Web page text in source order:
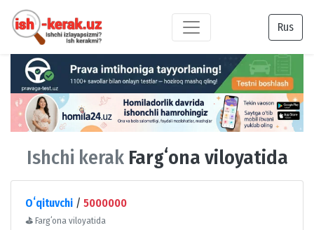
Rus
Ishchi kerak Fargʻona viloyatida
Oʻqituvchi / 5000000
⛳ Fargʻona viloyatida